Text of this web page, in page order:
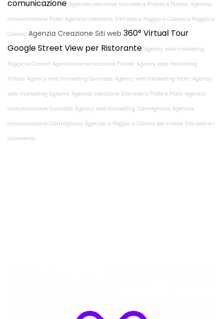
comunicazione Agenzia creazione Sito web a Pistoia e Pistoia Agenzia
comunicazione Prato Agenzia creazione Sito web a Poggio a Caiano e Poggio a
Caiano Agenzia Creazione Siti web 360° Virtual Tour
Google Street View per Ristorante Agency web marketing
Poggio a Caiano Agenzia comunicazione Pistoia Agency web marketing
Pistoia Agency web marketing Quarrata Agency web marketing Prato Agency
web marketing Agliana Agenzia creazione Sito web a Prato e Prato Agenzia
comunicazione Quarrata Agency web marketing Carmignano Agenzia
comunicazione Carmignano Agenzia a Poggio a Caiano per creare Sito web e-
commerce